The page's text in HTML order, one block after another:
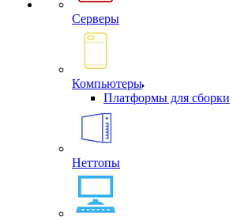
Серверы
Компьютеры
Платформы для сборки
Неттопы